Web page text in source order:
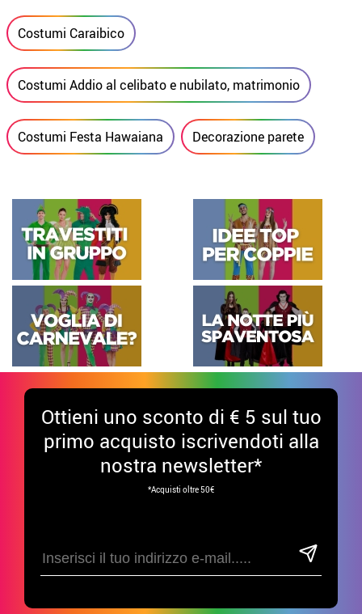
Costumi Caraibico
Costumi Addio al celibato e nubilato, matrimonio
Costumi Festa Hawaiana Decorazione parete
Ottieni uno sconto di € 5 sul tuo
primo acquisto iscrivendoti alla
nostra newsletter*
*Acquisti oltre 50€